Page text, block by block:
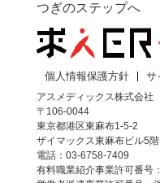
つぎのステップへ
個人情報保護方針
サ
アスメディックス株式会社
〒106-0044
東京都港区東麻布1-5-2
ザイマックス東麻布ビル5階
電話：03-6758-7409
有料職業紹介事業許可番号